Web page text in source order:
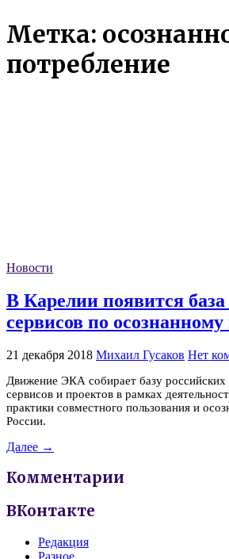
Метка:
потребление
Новости
В Карелии появится
сервисов по
21 декабря 2018 Михаил Гусаков Нет
Движение ЭКА собирает базу
сервисов и проектов в рамках
практики совместного пользования и
России.
Далее →
Комментарии
ВКонтакте
Редакция
Разное